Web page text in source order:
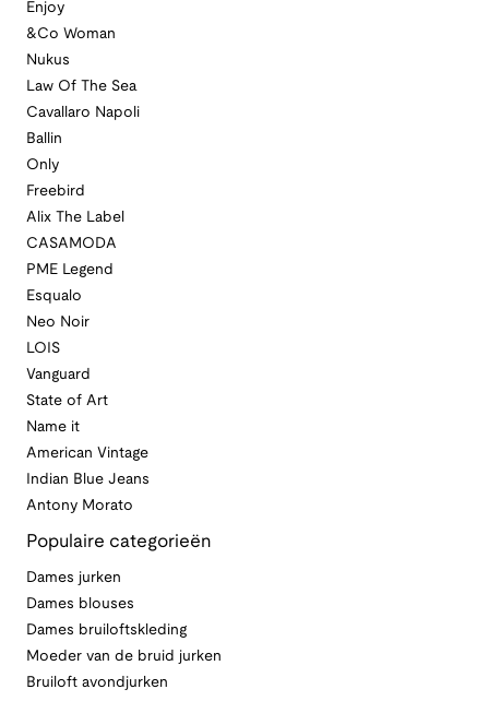
Enjoy
&Co Woman
Nukus
Law Of The Sea
Cavallaro Napoli
Ballin
Only
Freebird
Alix The Label
CASAMODA
PME Legend
Esqualo
Neo Noir
LOIS
Vanguard
State of Art
Name it
American Vintage
Indian Blue Jeans
Antony Morato
Populaire categorieën
Dames jurken
Dames blouses
Dames bruiloftskleding
Moeder van de bruid jurken
Bruiloft avondjurken